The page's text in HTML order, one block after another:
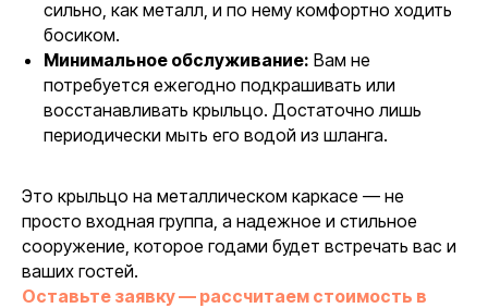
сильно, как металл, и по нему комфортно ходить
босиком.
Минимальное обслуживание: Вам не
потребуется ежегодно подкрашивать или
восстанавливать крыльцо. Достаточно лишь
периодически мыть его водой из шланга.
Это крыльцо на металлическом каркасе — не
просто входная группа, а надежное и стильное
сооружение, которое годами будет встречать вас и
ваших гостей.
Оставьте заявку — рассчитаем стоимость в